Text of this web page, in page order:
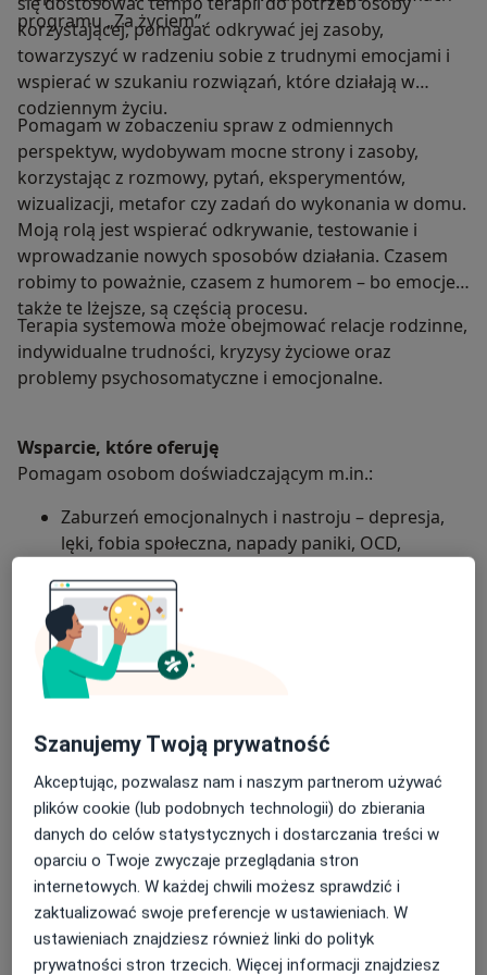
programu „Za życiem”.
korzystającej, pomagać odkrywać jej zasoby,
towarzyszyć w radzeniu sobie z trudnymi emocjami i
wspierać w szukaniu rozwiązań, które działają w
codziennym życiu.
Pomagam w zobaczeniu spraw z odmiennych
perspektyw, wydobywam mocne strony i zasoby,
korzystając z rozmowy, pytań, eksperymentów,
wizualizacji, metafor czy zadań do wykonania w domu.
Moją rolą jest wspierać odkrywanie, testowanie i
wprowadzanie nowych sposobów działania. Czasem
robimy to poważnie, czasem z humorem – bo emocje,
także te lżejsze, są częścią procesu.
Terapia systemowa może obejmować relacje rodzinne,
indywidualne trudności, kryzysy życiowe oraz
problemy psychosomatyczne i emocjonalne.
Wsparcie, które oferuję
Pomagam osobom doświadczającym m.in.:
Zaburzeń emocjonalnych i nastroju – depresja,
lęki, fobia społeczna, napady paniki, OCD,
Problemów w relacjach i funkcjonowaniu
społecznym – trudności w relacjach, kryzysy
rodzinne i zawodowe, DDA/DDD, doświadczenie
przemocy, trauma i PTSD
Trudności związanych z neuroróżnorodnością –
ADHD, zaburzenia koncentracji, spektrum
autyzmu (w tym zespół Aspergera), dysleksja
Zaburzeń psychosomatycznych i reakcji na stres
– zaburzenia psychosomatyczne, IBS, bruksizm,
zaburzenia snu, przewlekłe zmęczenie
Innych trudności – niskie poczucie własnej
wartości, kryzysy życiowe, lęki, ataki paniki,
więcejO mnie
Podejście terapeutyczne
Psychoterapia młodzieży
Psychoterapia
Psychoterapia młodzieży
Psychoterapia traumy
Zakres porad
Szanujemy Twoją prywatność
Akceptując, pozwalasz nam i naszym partnerom używać
plików cookie (lub podobnych technologii) do zbierania
danych do celów statystycznych i dostarczania treści w
oparciu o Twoje zwyczaje przeglądania stron
internetowych. W każdej chwili możesz sprawdzić i
zaktualizować swoje preferencje w ustawieniach. W
ustawieniach znajdziesz również linki do polityk
prywatności stron trzecich. Więcej informacji znajdziesz